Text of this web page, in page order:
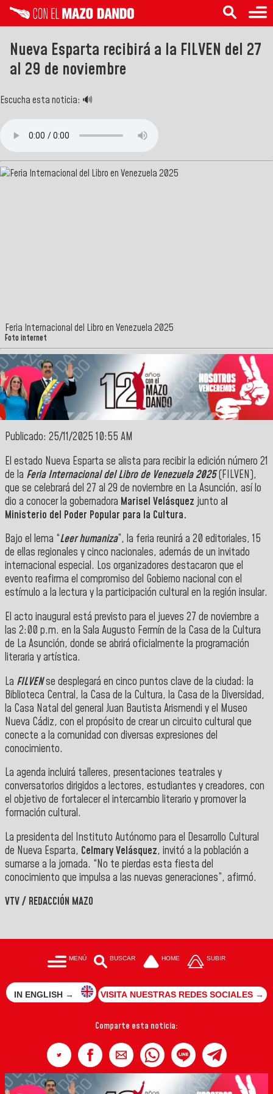
Nueva Esparta recibirá a la FILVEN del 27
al 29 de noviembre
Escucha esta noticia: 🔊
Feria Internacional del Libro en Venezuela 2025
Foto internet
Publicado: 25/11/2025 10:55 AM
El estado Nueva Esparta se alista para recibir la edición número 21
de la Feria Internacional del Libro de Venezuela 2025(FILVEN),
que se celebrará del 27 al 29 de noviembre en La Asunción, así lo
dio a conocer la gobernadora Marisel Velásquezjunto al
Ministerio del Poder Popular para la Cultura.
Bajo el lema “Leer humaniza”, la feria reunirá a 20 editoriales, 15
de ellas regionales y cinco nacionales, además de un invitado
internacional especial. Los organizadores destacaron que el
evento reafirma el compromiso del Gobierno nacional con el
estímulo a la lectura y la participación cultural en la región insular.
El acto inaugural está previsto para el jueves 27 de noviembre a
las 2:00 p.m. en la Sala Augusto Fermín de la Casa de la Cultura
de La Asunción, donde se abrirá oficialmente la programación
literaria y artística.
La FILVENse desplegará en cinco puntos clave de la ciudad: la
Biblioteca Central, la Casa de la Cultura, la Casa de la Diversidad,
la Casa Natal del general Juan Bautista Arismendi y el Museo
Nueva Cádiz, con el propósito de crear un circuito cultural que
conecte a la comunidad con diversas expresiones del
conocimiento.
La agenda incluirá talleres, presentaciones teatrales y
conversatorios dirigidos a lectores, estudiantes y creadores, con
el objetivo de fortalecer el intercambio literario y promover la
formación cultural.
La presidenta del Instituto Autónomo para el Desarrollo Cultural
de Nueva Esparta, Celmary Velásquez, invitó a la población a
sumarse a la jornada. “No te pierdas esta fiesta del
conocimiento que impulsa a las nuevas generaciones”, afirmó.
VTV / REDACCIÓN MAZO
MENÚ BUSCAR HOME SUBIR
IN ENGLISH → VISITA NUESTRAS REDES SOCIALES →
Comparte esta noticia: